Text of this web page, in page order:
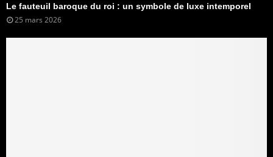
Le fauteuil baroque du roi : un symbole de luxe intemporel
25 mars 2026